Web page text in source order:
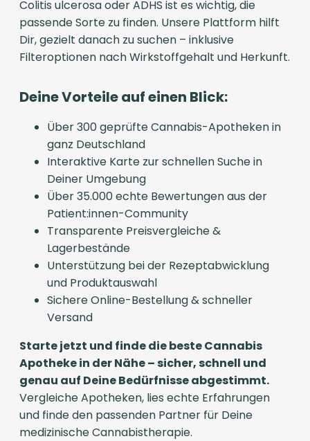
Colitis ulcerosa oder ADHS ist es wichtig, die
passende Sorte zu finden. Unsere Plattform hilft
Dir, gezielt danach zu suchen – inklusive
Filteroptionen nach Wirkstoffgehalt und Herkunft.
Deine Vorteile auf einen Blick:
Über 300 geprüfte Cannabis-Apotheken in
ganz Deutschland
Interaktive Karte zur schnellen Suche in
Deiner Umgebung
Über 35.000 echte Bewertungen aus der
Patient:innen-Community
Transparente Preisvergleiche &
Lagerbestände
Unterstützung bei der Rezeptabwicklung
und Produktauswahl
Sichere Online-Bestellung & schneller
Versand
Starte jetzt und finde die beste Cannabis
Apotheke in der Nähe – sicher, schnell und
genau auf Deine Bedürfnisse abgestimmt.
Vergleiche Apotheken, lies echte Erfahrungen
und finde den passenden Partner für Deine
medizinische Cannabistherapie.